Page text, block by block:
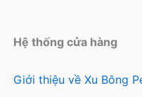
Hệ thống cửa hàng
Giới thiệu về Xu Bông